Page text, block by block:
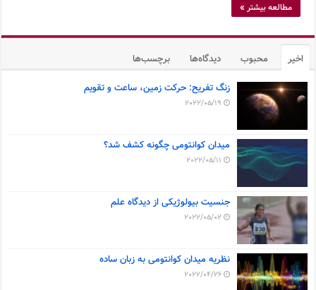
مطالعه بیشتر »
اخیر محبوب دیدگاه‌ها برچسب‌ها
زنگ تفریح: حرکت زمین، ساعت و تقویم
2022/05/19
میدان کوانتومی چگونه کشف شد؟
2022/05/11
جنسیت بیولوژیکی از دیدگاه علم
2022/05/02
نظریه میدان کوانتومی به زبان ساده
2022/04/26